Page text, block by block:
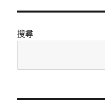
搜尋